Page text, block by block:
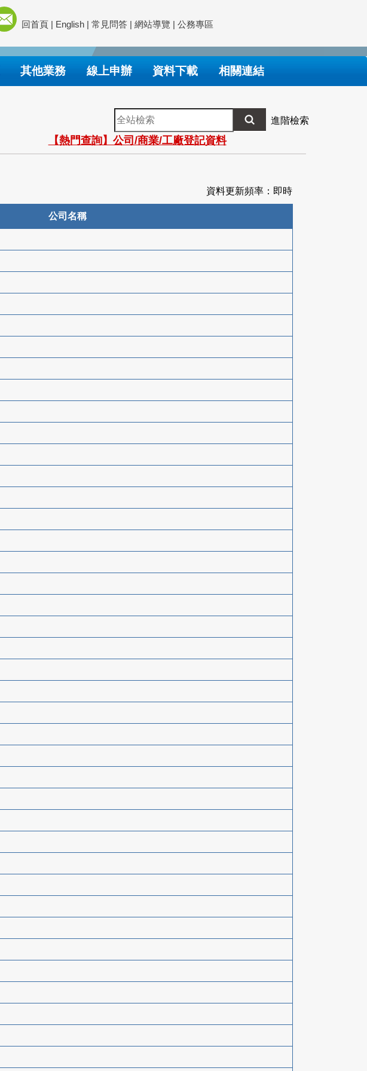
回首頁 | English | 常見問答 | 網站導覽 | 公務專區
其他業務 線上申辦 資料下載 相關連結
全
站
檢
索
進階檢索
【熱門查詢】公司/商業/工廠登記資料
資料更新頻率：即時
公司名稱